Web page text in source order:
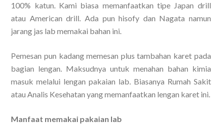
100% katun. Kami biasa memanfaatkan tipe Japan drill
atau American drill. Ada pun hisofy dan Nagata namun
jarang jas lab memakai bahan ini.
Pemesan pun kadang memesan plus tambahan karet pada
bagian lengan. Maksudnya untuk menahan bahan kimia
masuk melalui lengan pakaian lab. Biasanya Rumah Sakit
atau Analis Kesehatan yang memanfaatkan lengan karet ini.
Manfaat memakai pakaian lab